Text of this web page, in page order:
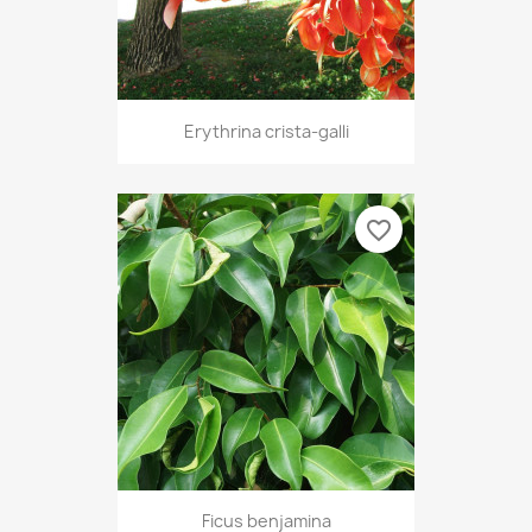
Erythrina crista-galli
Ficus benjamina
favorite_border